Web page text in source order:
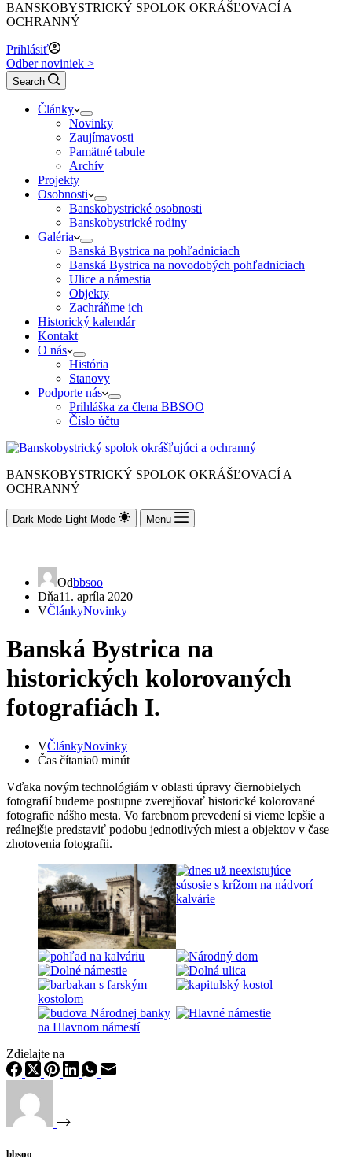
BANSKOBYSTRICKÝ SPOLOK OKRÁŠĽOVACÍ A
OCHRANNÝ
Prihlásiť
Odber noviniek >
Search
Články
Novinky
Zaujímavosti
Pamätné tabule
Archív
Projekty
Osobnosti
Banskobystrické osobnosti
Banskobystrické rodiny
Galéria
Banská Bystrica na pohľadniciach
Banská Bystrica na novodobých pohľadniciach
Ulice a námestia
Objekty
Zachráňme ich
Historický kalendár
Kontakt
O nás
História
Stanovy
Podporte nás
Prihláška za člena BBSOO
Číslo účtu
BANSKOBYSTRICKÝ SPOLOK OKRÁŠĽOVACÍ A
OCHRANNÝ
Dark Mode Light Mode Menu
Odbbsoo
Dňa11. apríla 2020
VČlánkyNovinky
Banská Bystrica na
historických kolorovaných
fotografiách I.
VČlánkyNovinky
Čas čítania0 minút
Vďaka novým technológiám v oblasti úpravy čiernobielych
fotografií budeme postupne zverejňovať historické kolorované
fotografie nášho mesta. Vo farebnom prevedení si vieme lepšie a
reálnejšie predstaviť podobu jednotlivých miest a objektov v čase
zhotovenia fotografii.
Zdielajte na
bbsoo